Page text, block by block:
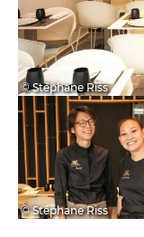
© Stéphane Riss
© Stéphane Riss